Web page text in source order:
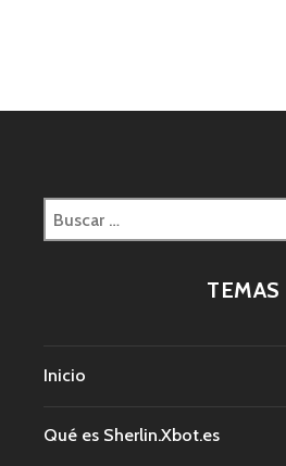
Buscar:
TEMAS
Inicio
Qué es Sherlin.Xbot.es